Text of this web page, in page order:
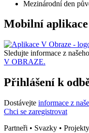
Mezinárodní den
Mobilní aplikace
Sledujte informace z
V OBRAZE.
Přihlášení k
Dostávejte informace z
Chci se zaregistrovat
Partneři • Svazky • Projekty